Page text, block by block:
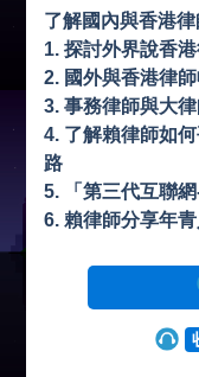
了解國內與香港律
1. 探討外界說香
2. 國外與香港律
3. 事務律師與大
4. 了解賴律師如
路
5. 「第三代互聯
6. 賴律師分享年